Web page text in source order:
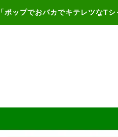
「ポップでおバカでキテレツなT